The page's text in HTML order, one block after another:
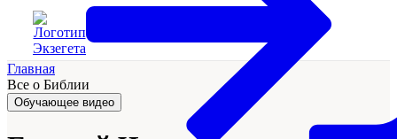
Главная
Все о Библии
Обучающее видео